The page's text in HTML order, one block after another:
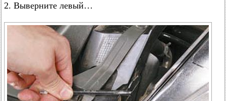
2. Выверните левый…